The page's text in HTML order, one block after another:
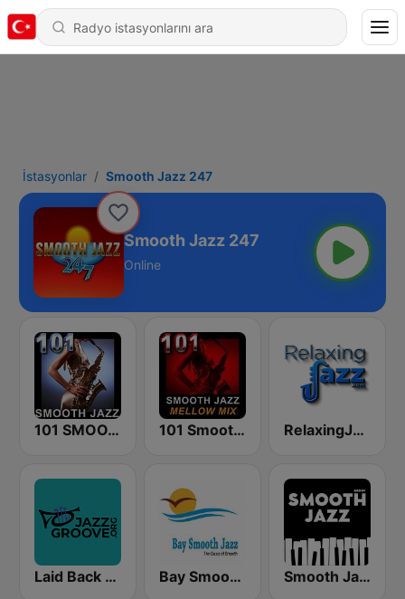
İstasyonlar Smooth Jazz 247
Smooth Jazz 247
Online
101 SMOOTH JAZZ 101 Smooth Jazz Mellow Mix RelaxingJazz.com - Smooth Jazz
Laid Back Jazz Bay Smooth Jazz Smooth Jazz - Groov